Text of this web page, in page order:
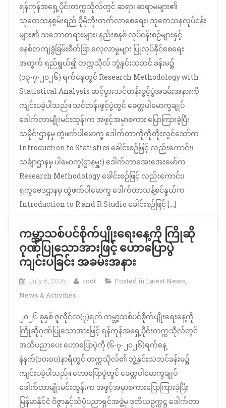
ရန်ကုန်အရှေ့ပိုင်းတက္ကသိုလ်တွင် ဆရာ၊ ဆရာမများ၏
သုတေသနစွမ်းရည် ပိုမိုတိုးတက်လာစေရေး၊ သုတေသနလုပ်ငန်း
များ၏ သဘောတရားများ၊ နည်းစနစ် လုပ်ငန်းစဉ်များနှင့်
စနစ်တကျခွဲခြမ်းစိတ်ဖြာ လေ့လာမှုများ ပြုလုပ်နိုင်စေရေး
အတွက် ရည်ရွယ်၍ တက္ကသိုလ် ဘွဲ့နှင်းသဘင် ခန်းမ၌
(၁၃-၇-၂၀၂၆) ရက်နေ့တွင် Research Methodology with
Statistical Analysis ဆင့်ပွားသင်တန်းဖွင့်ပွဲအခမ်းအနားကို
ကျင်းပခဲ့ပါသည်။ သင်တန်းဖွင့်ပွဲတွင် ခေတ္တပါမောက္ခချုပ်
ဒေါက်တာမျိုးမင်းထွန်းက အဖွင့်အမှာစကား ပြောကြားခဲ့ပြီး
သမိုင်းဌာနမှ တွဲဖက်ပါမောက္ခ ဒေါက်တာကိုကိုတိုးလွင်သော်က
Introduction to Statistics ခေါင်းစဉ်ဖြင့် လည်းကောင်း၊
သင်္ချာဌာနမှ ပါမောက္ခ(ဌာနမှူး) ဒေါက်တာအေးအေးမော်က
Research Methodology ခေါင်းစဉ်ဖြင့် လည်းကောင်း၊
ရုက္ခဗေဒဌာနမှ တွဲဖက်ပါမောက္ခ ဒေါက်တာသန့်စင်နွယ်က
Introduction to R and R Studio ခေါင်းစဉ်ဖြင့် […]
ကမ္ဘာ့သစ်ပင်စိုက်ပျိုးရေးနေ့ကို ကြိုဆို
ဂုဏ်ပြုသောအားဖြင့် ဟောပြောပွဲ
ကျင်းပခြင်း အခမ်းအနား
July 6, 2026 root Posted in Latest News,
News & Activities
၂၀၂၆ ခုနှစ် ဇူလိုင်လ(၇)ရက် ကမ္ဘာ့သစ်ပင်စိုက်ပျိုးရေးနေ့ကို
ကြိုဆိုဂုဏ်ပြုသောအားဖြင့် ရန်ကုန်အရှေ့ပိုင်းတက္ကသိုလ်တွင်
အသိပညာပေး ဟောပြောပွဲကို (၆-၇-၂၀၂၆)ရက်နေ့
နံနက်(၁၀း၀၀)နာရီတွင် တက္ကသိုလ်၏ ဘွဲ့နှင်းသဘင်ခန်းမ၌
ကျင်းပခဲ့ပါသည်။ ဟောပြောပွဲတွင် ခေတ္တပါမောက္ခချုပ်
ဒေါက်တာမျိုးမင်းထွန်းက အဖွင့်အမှာစကားပြောကြားခဲ့ပြီး
မြန်မာနိုင်ငံ ဝိဇ္ဇာနှင့်သိပ္ပံပညာရှင်အဖွဲ့မှ ဒုတိယဥက္ကဋ္ဌ ဒေါက်တာ